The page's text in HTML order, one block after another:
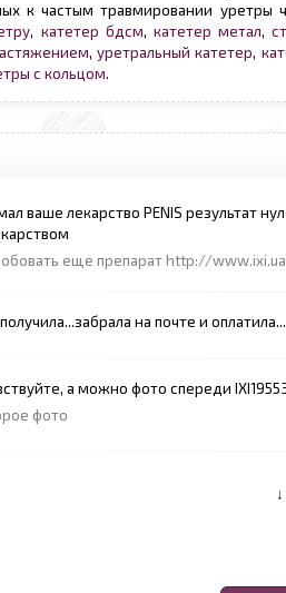
к частым травмировании уретры
, катетер бдсм, катетер метал,
, уретральный катетер,
с кольцом.
ваше лекарство PENIS результат
еще препарат http://
на почте и
а можно фото спереди
фото
↓